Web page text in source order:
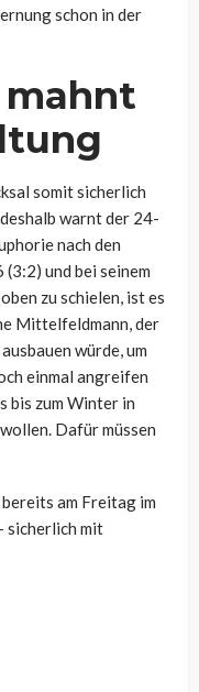
schon in der
mahnt
somit sicherlich
warnt der 24-
nach den
und bei seinem
oben zu schielen, ist es
Mittelfeldmann, der
würde, um
einmal angreifen
bis zum Winter in
Dafür müssen
am Freitag im
sicherlich mit